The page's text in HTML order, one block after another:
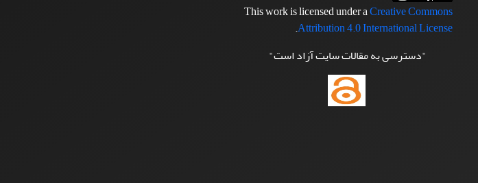
This work is licensed under aCreative Commons
Attribution 4.0 International License
.
"دسترسی به مقالات سایت آزاد است"